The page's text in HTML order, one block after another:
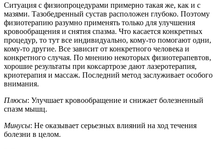
Ситуация с физиопроцедурами примерно такая же, как и с
мазями. Тазобедренный сустав расположен глубоко. Поэтому
физиотерапию разумно применять только для улучшения
кровообращения и снятия спазма. Что касается конкретных
процедур, то тут все индивидуально, кому-то помогают одни,
кому-то другие. Все зависит от конкретного человека и
конкретного случая. По мнению некоторых физиотерапевтов,
хорошие результаты при коксартрозе дают лазеротерапия,
криотерапия и массаж. Последний метод заслуживает особого
внимания.
Плюсы: Улучшает кровообращение и снижает болезненный
спазм мышц.
Минусы: Не оказывает серьезных влияний на ход течения
болезни в целом.